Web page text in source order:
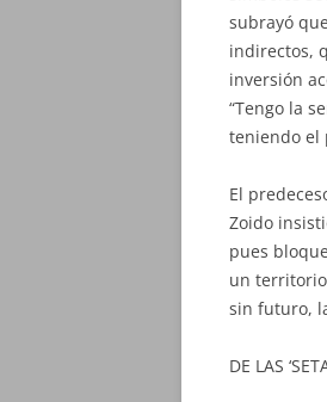
subrayó
indirectos,
inversión
“Tengo la
teniendo el
El
Zoido
pues
un
sin futuro,
DE LAS